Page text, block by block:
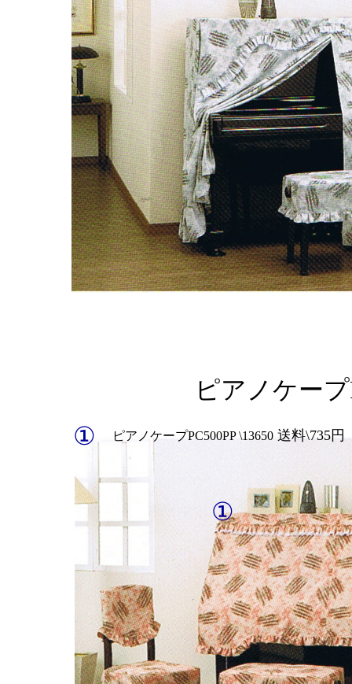
①
①
ピアノケープ
ピアノケープPC500PP \13650 送料\735